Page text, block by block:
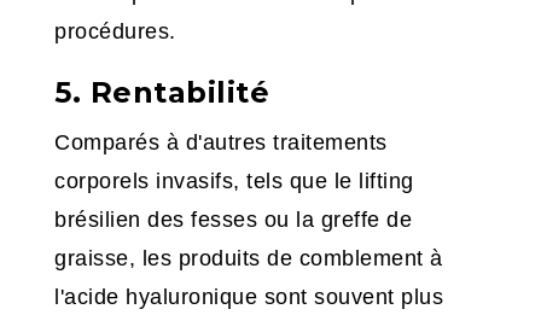
procédures.
5. Rentabilité
Comparés à d'autres traitements
corporels invasifs, tels que le lifting
brésilien des fesses ou la greffe de
graisse, les produits de comblement à
l'acide hyaluronique sont souvent plus